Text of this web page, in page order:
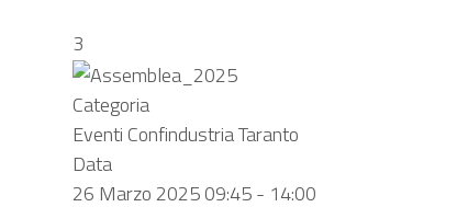
3
Categoria
Eventi Confindustria Taranto
Data
26 Marzo 202509:45- 14:00